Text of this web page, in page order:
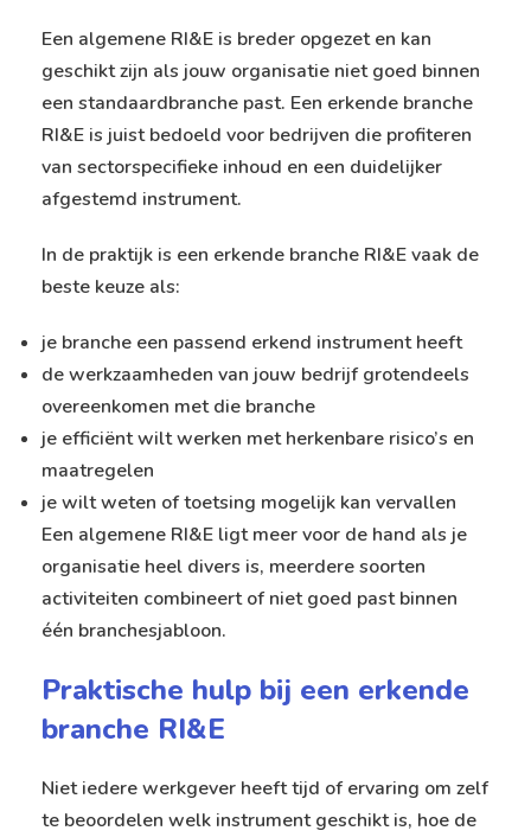
Een algemene RI&E is breder opgezet en kan
geschikt zijn als jouw organisatie niet goed binnen
een standaardbranche past. Een erkende branche
RI&E is juist bedoeld voor bedrijven die profiteren
van sectorspecifieke inhoud en een duidelijker
afgestemd instrument.
In de praktijk is een erkende branche RI&E vaak de
beste keuze als:
je branche een passend erkend instrument heeft
de werkzaamheden van jouw bedrijf grotendeels
overeenkomen met die branche
je efficiënt wilt werken met herkenbare risico’s en
maatregelen
je wilt weten of toetsing mogelijk kan vervallen
Een algemene RI&E ligt meer voor de hand als je
organisatie heel divers is, meerdere soorten
activiteiten combineert of niet goed past binnen
één branchesjabloon.
Praktische hulp bij een erkende
branche RI&E
Niet iedere werkgever heeft tijd of ervaring om zelf
te beoordelen welk instrument geschikt is, hoe de